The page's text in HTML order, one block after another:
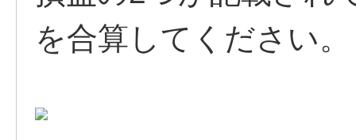
を合算してください。